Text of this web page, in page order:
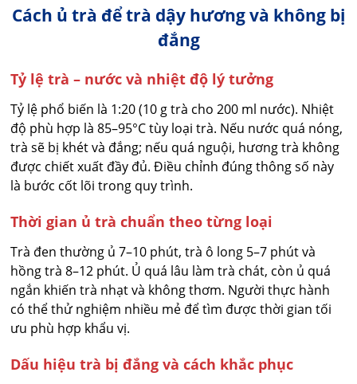
Cách ủ trà để trà dậy hương và không bị
đắng
Tỷ lệ trà – nước và nhiệt độ lý tưởng
Tỷ lệ phổ biến là 1:20 (10 g trà cho 200 ml nước). Nhiệt
độ phù hợp là 85–95°C tùy loại trà. Nếu nước quá nóng,
trà sẽ bị khét và đắng; nếu quá nguội, hương trà không
được chiết xuất đầy đủ. Điều chỉnh đúng thông số này
là bước cốt lõi trong quy trình.
Thời gian ủ trà chuẩn theo từng loại
Trà đen thường ủ 7–10 phút, trà ô long 5–7 phút và
hồng trà 8–12 phút. Ủ quá lâu làm trà chát, còn ủ quá
ngắn khiến trà nhạt và không thơm. Người thực hành
có thể thử nghiệm nhiều mẻ để tìm được thời gian tối
ưu phù hợp khẩu vị.
Dấu hiệu trà bị đắng và cách khắc phục